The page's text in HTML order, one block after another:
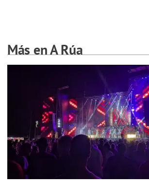
Más en A Rúa